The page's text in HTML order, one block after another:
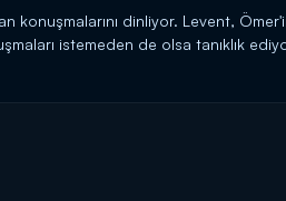
konuşmalarını dinliyor. Levent,
istemeden de olsa tanıklık
bilinen Meryem, artık konakta